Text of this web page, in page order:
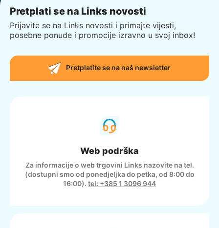
Pretplati se na Links novosti
Prijavite se na Links novosti i primajte vijesti,
posebne ponude i promocije izravno u svoj inbox!
Pretplatite se na naš newsletter
Web podrška
Za informacije o web trgovini Links nazovite na tel.
(dostupni smo od ponedjeljka do petka, od 8:00 do
16:00). tel: +385 1 3096 944